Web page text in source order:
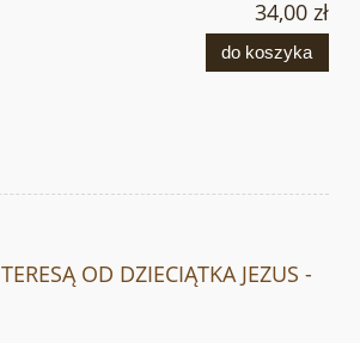
34,00 zł
do koszyka
OD DZIECIĄTKA JEZUS -